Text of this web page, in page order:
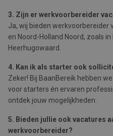
3. Zijn er werkvoorbereider
Ja, wij bieden werkvoorbereider
en Noord-Holland Noord, zoals
Heerhugowaard.
4. Kan ik als starter ook
Zeker! Bij BaanBereik hebben
voor starters én ervaren
ontdek jouw mogelijkheden.
5. Bieden jullie ook vacatures
werkvoorbereider?